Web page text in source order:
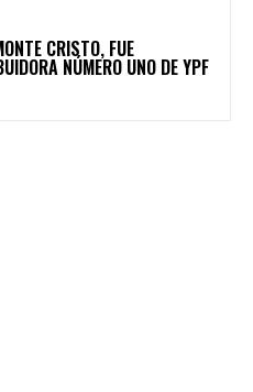
CRISTO, FUE
NÚMERO UNO DE YPF